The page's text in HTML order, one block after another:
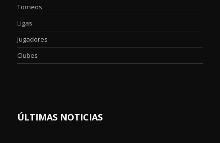
Torneos
Ligas
Jugadores
Clubes
ÚLTIMAS NOTICIAS